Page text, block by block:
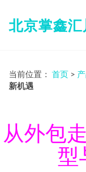
北京掌鑫
当前位置： 首页 >
新机遇
从外包
型